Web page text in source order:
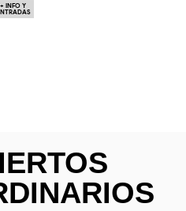
+ INFO Y